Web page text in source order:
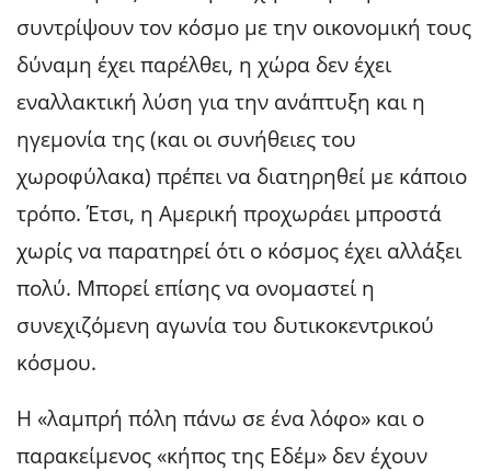
συντρίψουν τον κόσμο με την οικονομική τους
δύναμη έχει παρέλθει, η χώρα δεν έχει
εναλλακτική λύση για την ανάπτυξη και η
ηγεμονία της (και οι συνήθειες του
χωροφύλακα) πρέπει να διατηρηθεί με κάποιο
τρόπο. Έτσι, η Αμερική προχωράει μπροστά
χωρίς να παρατηρεί ότι ο κόσμος έχει αλλάξει
πολύ. Μπορεί επίσης να ονομαστεί η
συνεχιζόμενη αγωνία του δυτικοκεντρικού
κόσμου.
Η «λαμπρή πόλη πάνω σε ένα λόφο» και ο
παρακείμενος «κήπος της Εδέμ» δεν έχουν